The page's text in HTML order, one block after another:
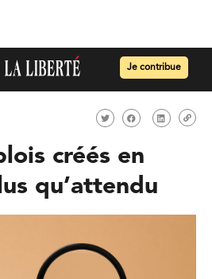
Je contribue
créés en
qu’attendu